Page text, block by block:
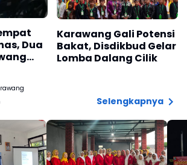
Dua
Karawang Gali Potensi
Bakat, Disdikbud Gelar
Lomba Dalang Cilik
Selengkapnya